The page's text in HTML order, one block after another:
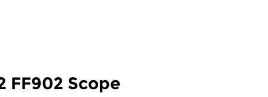
FF902 Scope